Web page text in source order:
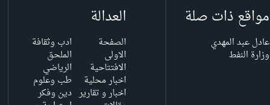
مواقع ذات صلة
عادل عبد المهدي
وزارة النفط
العدالة
الصفحة
الاولى
الافتتاحية
اخبار محلية
اخبار و تقارير
ادب وثقافة
الملحق
الرياضي
طب وعلوم
دين وفكر